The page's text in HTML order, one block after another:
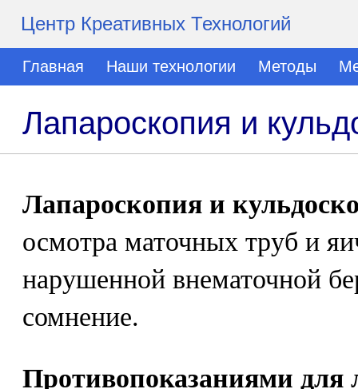
Центр Креативных Технологий
Главная Наши технологии Методы
Лапароскопия и
Лапароскопия и
осмотра маточных труб и
нарушенной внематочной
сомнение.
Противопоказаниями для